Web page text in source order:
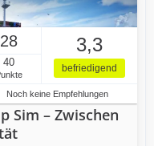
28
40
3,3
befriedigend
Noch keine Empfehlungen
Sim – Zwischen